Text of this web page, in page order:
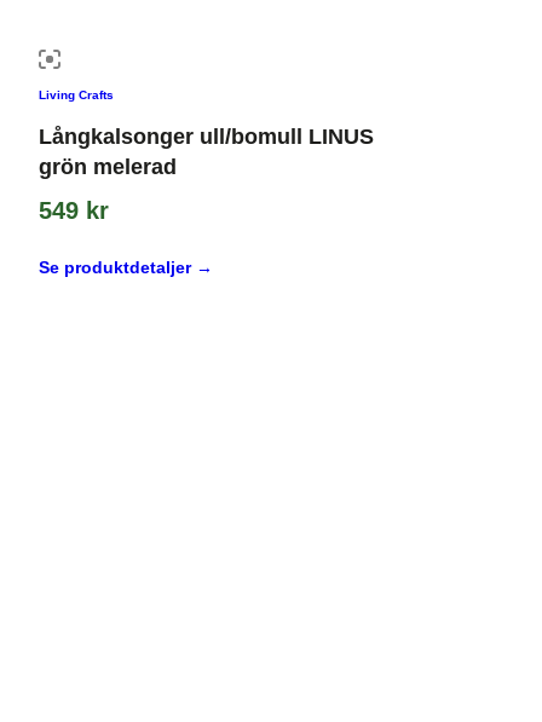
Living Crafts
Långkalsonger ull/bomull LINUS
grön melerad
549 kr
Se produktdetaljer →